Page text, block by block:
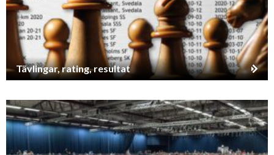
Tävlingar, rating, resultat